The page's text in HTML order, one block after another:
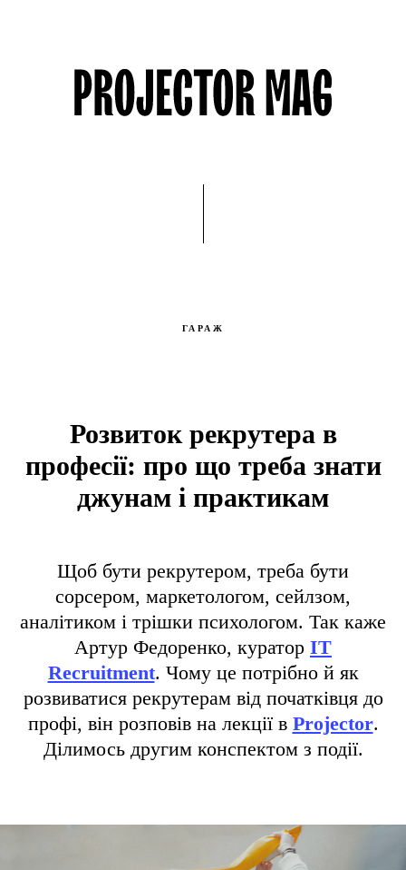
ГАРАЖ
Розвиток рекрутера в
професії: про що треба знати
джунам і практикам
Щоб бути рекрутером, треба бути
сорсером, маркетологом, сейлзом,
аналітиком і трішки психологом. Так каже
Артур Федоренко, куратор IT
Recruitment. Чому це потрібно й як
розвиватися рекрутерам від початківця до
профі, він розповів на лекції в Projector.
Ділимось другим конспектом з події.